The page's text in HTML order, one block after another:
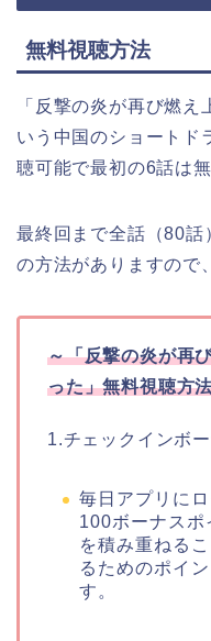
無料視聴方法
「反撃の炎が再び燃え
いう中国のショートド
聴可能で最初の6話は
最終回まで全話（80話
の方法がありますので
～「反撃の炎が再
った」無料視聴方
1.チェックインボ
毎日アプリに
100ボーナスポ
を積み重ねる
るためのポイ
す。